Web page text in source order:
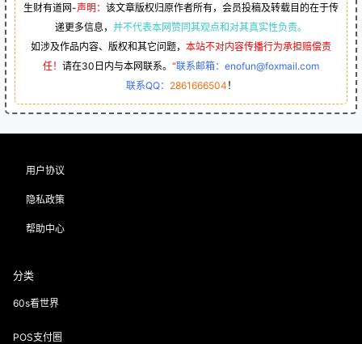
生财有道网-声明： 该文章版权归原作者所有，会员投稿及转载目的在于传
递更多信息， 并不代表本网赞同其观点和对其真实性负责。
如涉及作品内容、版权和其它问题， 本站不对内容传播行为承担赔偿责
任！ 请在30日内与本网联系。 “联系邮箱：enofun@foxmail.com
联系QQ： 2861666504 ！
用户协议
隐私政策
帮助中心
分类
60s看世界
POS支付圈